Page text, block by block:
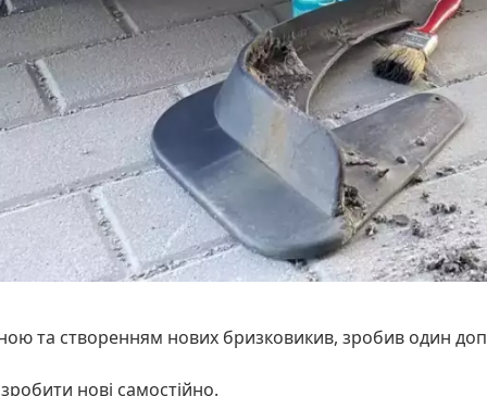
та створенням нових бризковикив, зробив один
нові самостійно.